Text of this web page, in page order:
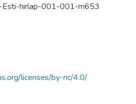
hirlap-001-001-m653
licenses/by-nc/4.0/